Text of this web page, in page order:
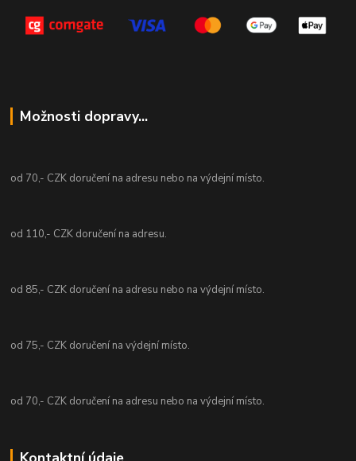
Možnosti dopravy...
od 70,- CZK doručení na adresu nebo na výdejní místo.
od 110,- CZK doručení na adresu.
od 85,- CZK doručení na adresu nebo na výdejní místo.
od 75,- CZK doručení na výdejní místo.
od 70,- CZK doručení na adresu nebo na výdejní místo.